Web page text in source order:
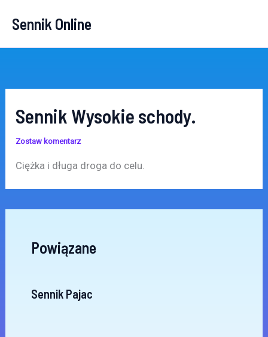
Sennik Online
Sennik Wysokie schody.
Zostaw komentarz
Ciężka i długa droga do celu.
Powiązane
Sennik Pajac